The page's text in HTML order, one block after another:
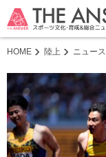
HOME 陸上 ニュース